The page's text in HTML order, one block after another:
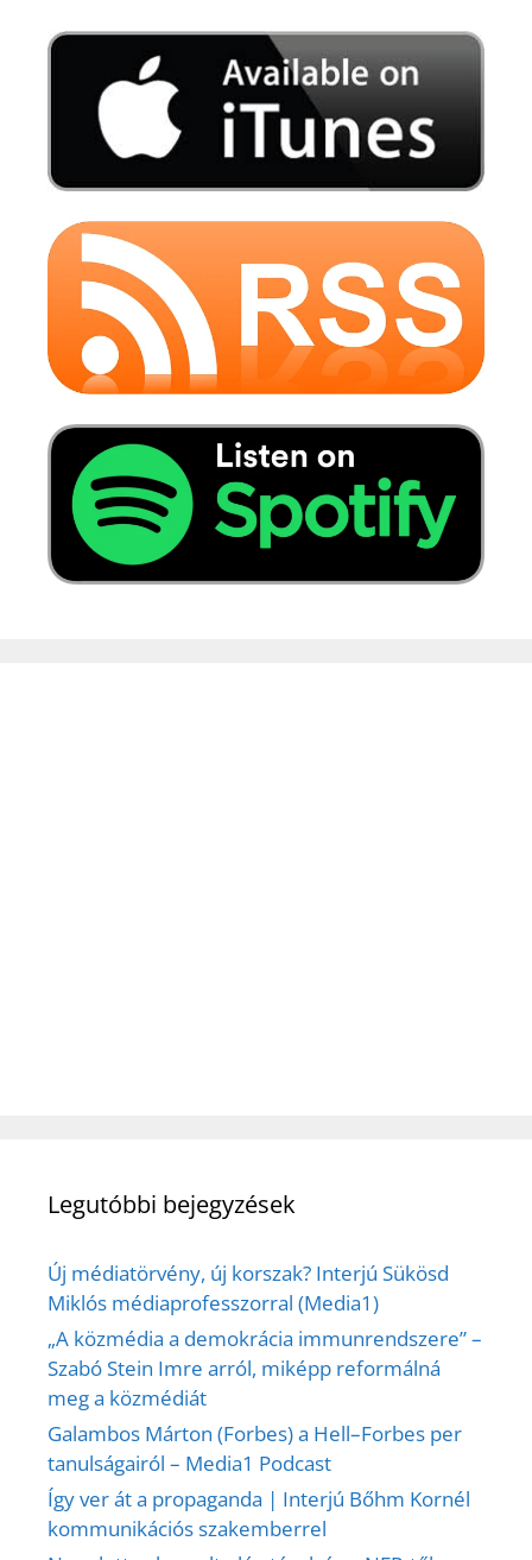
Legutóbbi bejegyzések
Új médiatörvény, új korszak? Interjú Sükösd
Miklós médiaprofesszorral (Media1)
„A közmédia a demokrácia immunrendszere” –
Szabó Stein Imre arról, miképp reformálná
meg a közmédiát
Galambos Márton (Forbes) a Hell–Forbes per
tanulságairól – Media1 Podcast
Így ver át a propaganda | Interjú Bőhm Kornél
kommunikációs szakemberrel